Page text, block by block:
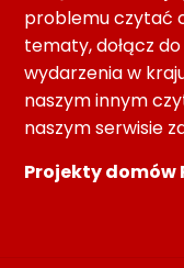
problemu czytać
tematy, dołącz
wydarzenia w
naszym innym
naszym serwisie
Projekty domów